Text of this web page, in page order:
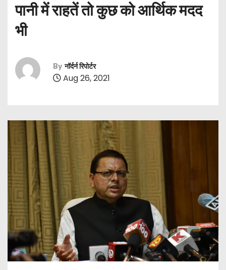
पानी में राहतें तो कुछ को आर्थिक मदद
भी
By नॉर्दर्न रिपोर्टर
Aug 26, 2021